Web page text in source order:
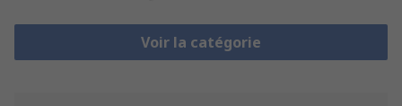
Voir la catégorie